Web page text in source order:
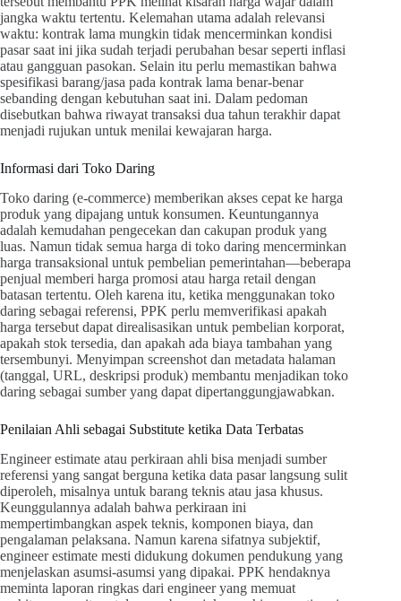
jangka waktu tertentu. Kelemahan utama adalah relevansi
waktu: kontrak lama mungkin tidak mencerminkan kondisi
pasar saat ini jika sudah terjadi perubahan besar seperti inflasi
atau gangguan pasokan. Selain itu perlu memastikan bahwa
spesifikasi barang/jasa pada kontrak lama benar-benar
sebanding dengan kebutuhan saat ini. Dalam pedoman
disebutkan bahwa riwayat transaksi dua tahun terakhir dapat
menjadi rujukan untuk menilai kewajaran harga.
Informasi dari Toko Daring
Toko daring (e-commerce) memberikan akses cepat ke harga
produk yang dipajang untuk konsumen. Keuntungannya
adalah kemudahan pengecekan dan cakupan produk yang
luas. Namun tidak semua harga di toko daring mencerminkan
harga transaksional untuk pembelian pemerintahan—beberapa
penjual memberi harga promosi atau harga retail dengan
batasan tertentu. Oleh karena itu, ketika menggunakan toko
daring sebagai referensi, PPK perlu memverifikasi apakah
harga tersebut dapat direalisasikan untuk pembelian korporat,
apakah stok tersedia, dan apakah ada biaya tambahan yang
tersembunyi. Menyimpan screenshot dan metadata halaman
(tanggal, URL, deskripsi produk) membantu menjadikan toko
daring sebagai sumber yang dapat dipertanggungjawabkan.
Penilaian Ahli sebagai Substitute ketika Data Terbatas
Engineer estimate atau perkiraan ahli bisa menjadi sumber
referensi yang sangat berguna ketika data pasar langsung sulit
diperoleh, misalnya untuk barang teknis atau jasa khusus.
Keunggulannya adalah bahwa perkiraan ini
mempertimbangkan aspek teknis, komponen biaya, dan
pengalaman pelaksana. Namun karena sifatnya subjektif,
engineer estimate mesti didukung dokumen pendukung yang
menjelaskan asumsi-asumsi yang dipakai. PPK hendaknya
meminta laporan ringkas dari engineer yang memuat